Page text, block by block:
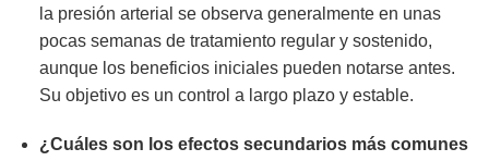
la presión arterial se observa generalmente en unas
pocas semanas de tratamiento regular y sostenido,
aunque los beneficios iniciales pueden notarse antes.
Su objetivo es un control a largo plazo y estable.
¿Cuáles son los efectos secundarios más comunes